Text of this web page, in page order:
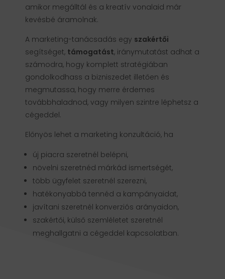
amikor megálltál és a kreatív vonalaid már
kevésbé áramolnak.
A marketing-tanácsadás egy szakértői
segítséget, támogatást, iránymutatást adhat a
számodra, hogy komplett stratégiában
gondolkodhass a bizniszedet illetően és
megmutassa, hogy merre érdemes
továbbhaladnod, vagy milyen szintre léphetsz a
cégeddel.
Előnyös lehet a marketing konzultáció, ha
új piacra szeretnél belépni,
növelni szeretnéd márkád ismertségét,
több ügyfelet szeretnél szerezni,
hatékonyabbá tennéd a kampányaidat,
javítani szeretnél konverziós arányaidon,
szakértői, külső szemléletet szeretnél
meghallgatni a cégeddel kapcsolatban.